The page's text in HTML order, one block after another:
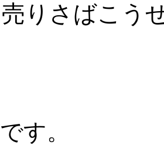
りさばこう
す。